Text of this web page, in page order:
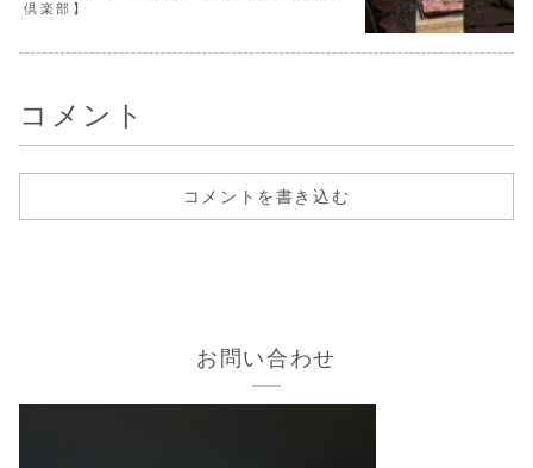
倶楽部】
コメント
コメントを書き込む
お問い合わせ